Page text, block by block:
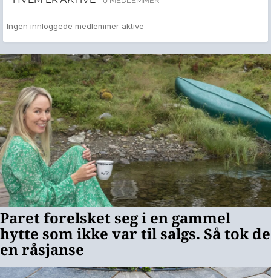
Ingen innloggede medlemmer aktive